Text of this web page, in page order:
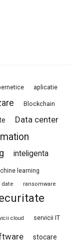
aplicatie
Blockchain
Data center
inteligenta
learning
ransomware
cloud servicii IT
stocare